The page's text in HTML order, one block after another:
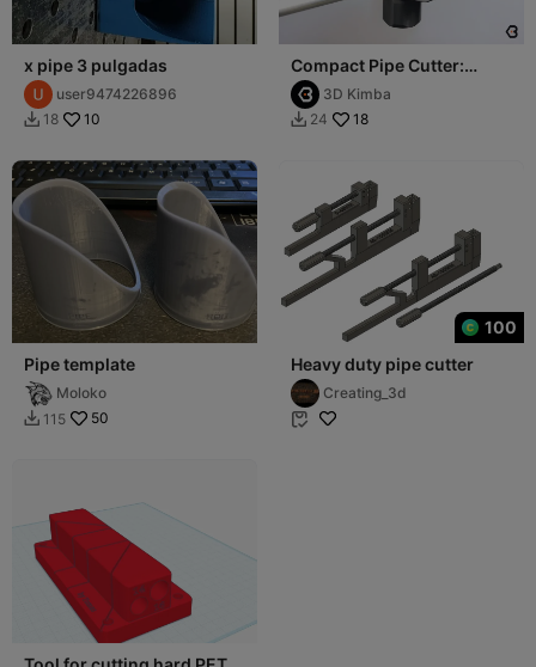
x pipe 3 pulgadas
user9474226896
 18 10
Compact Pipe Cutter:
Precise and Versatile Tool
for Pipes
3D Kimba
 24 18
Pipe template
Moloko
 115 50
100
Heavy duty pipe cutter
Creating_3d
